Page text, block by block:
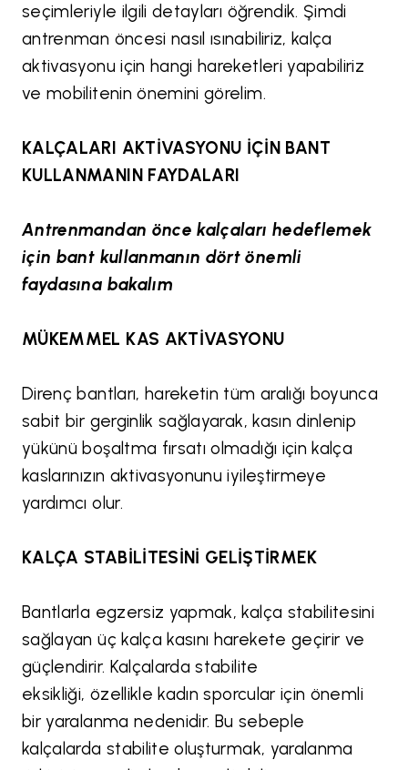
seçimleriyle ilgili detayları öğrendik. Şimdi
antrenman öncesi nasıl ısınabiliriz, kalça
aktivasyonu için hangi hareketleri yapabiliriz
ve mobilitenin önemini görelim.
KALÇALARI AKTİVASYONU İÇİN BANT
KULLANMANIN FAYDALARI
Antrenmandan önce kalçaları hedeflemek
için bant kullanmanın dört önemli
faydasına bakalım
MÜKEMMEL KAS AKTİVASYONU
Direnç bantları, hareketin tüm aralığı boyunca
sabit bir gerginlik sağlayarak, kasın dinlenip
yükünü boşaltma fırsatı olmadığı için kalça
kaslarınızın aktivasyonunu iyileştirmeye
yardımcı olur.
KALÇA STABİLİTESİNİ GELİŞTİRMEK
Bantlarla egzersiz yapmak, kalça stabilitesini
sağlayan üç kalça kasını harekete geçirir ve
güçlendirir. Kalçalarda stabilite
eksikliği, özellikle kadın sporcular için önemli
bir yaralanma nedenidir. Bu sebeple
kalçalarda stabilite oluşturmak, yaralanma